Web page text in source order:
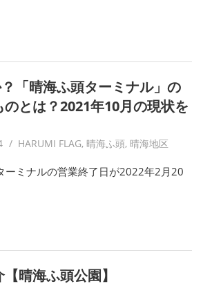
「晴海ふ頭ターミナル」の
とは？2021年10月の現状を
HARUMI FLAG, 晴海ふ頭, 晴海地区
ミナルの営業終了日が2022年2月20
晴海ふ頭公園】